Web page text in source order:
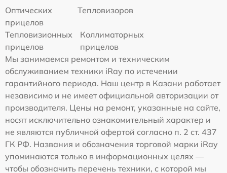
Оптических
прицелов
Тепловизоров
Тепловизионных
прицелов
Коллиматорных
прицелов
Мы занимаемся ремонтом и техническим
обслуживанием техники iRay по истечении
гарантийного периода. Наш центр в Казани работает
независимо и не имеет официальной авторизации от
производителя. Цены на ремонт, указанные на сайте,
носят исключительно ознакомительный характер и
не являются публичной офертой согласно п. 2 ст. 437
ГК РФ. Названия и обозначения торговой марки iRay
упоминаются только в информационных целях —
чтобы обозначить перечень техники, с которой мы